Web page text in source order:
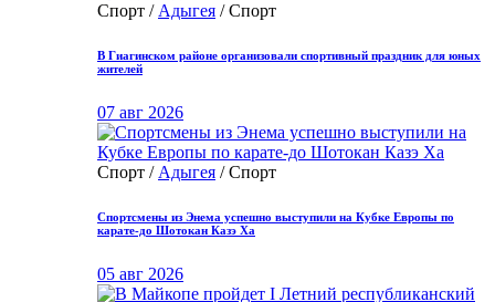
Спорт / Адыгея / Спорт
В Гиагинском районе организовали спортивный праздник для юных
жителей
07 авг 2026
Спорт / Адыгея / Спорт
Спортсмены из Энема успешно выступили на Кубке Европы по
карате-до Шотокан Казэ Ха
05 авг 2026